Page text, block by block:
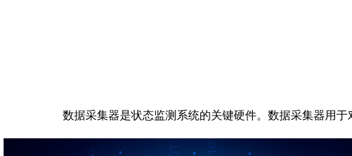
数据采集器是状态监测系统的关键硬件。数据采集器用